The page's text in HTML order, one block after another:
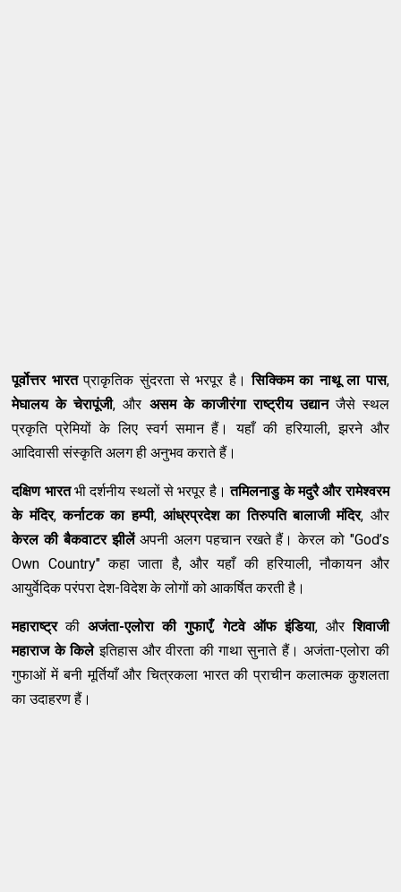
पूर्वोत्तर भारतप्राकृतिक सुंदरता से भरपूर है।सिक्किम का नाथू ला पास,
मेघालय के चेरापूंजी, और असम के काजीरंगा राष्ट्रीय उद्यानजैसे स्थल
प्रकृति प्रेमियों के लिए स्वर्ग समान हैं। यहाँ की हरियाली, झरने और
आदिवासी संस्कृति अलग ही अनुभव कराते हैं।
दक्षिण भारतभी दर्शनीय स्थलों से भरपूर है।तमिलनाडु के मदुरै और रामेश्वरम
के मंदिर,कर्नाटक का हम्पी, आंध्रप्रदेश का तिरुपति बालाजी मंदिर, और
केरल की बैकवाटर झीलेंअपनी अलग पहचान रखते हैं। केरल को "God’s
Own Country" कहा जाता है, और यहाँ की हरियाली, नौकायन और
आयुर्वेदिक परंपरा देश-विदेश के लोगों को आकर्षित करती है।
महाराष्ट्रकीअजंता-एलोरा की गुफाएँ,गेटवे ऑफ इंडिया, औरशिवाजी
महाराज के किलेइतिहास और वीरता की गाथा सुनाते हैं। अजंता-एलोरा की
गुफाओं में बनी मूर्तियाँ और चित्रकला भारत की प्राचीन कलात्मक कुशलता
का उदाहरण हैं।